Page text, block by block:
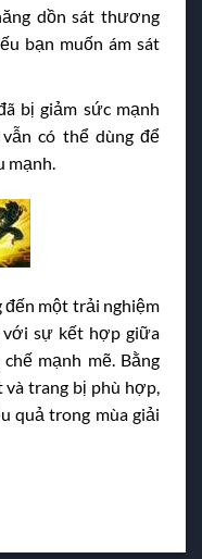
dồn sát thương
bạn muốn ám sát
bị giảm sức mạnh
có thể dùng để
mạnh.
đến một trải nghiệm
với sự kết hợp giữa
mạnh mẽ. Bằng
trang bị phù hợp,
quả trong mùa giải